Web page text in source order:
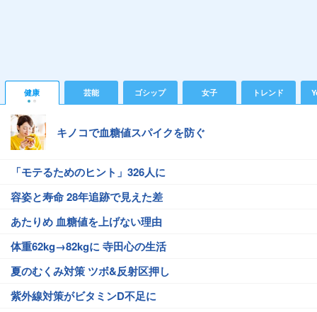
健康 芸能 ゴシップ 女子 トレンド
キノコで血糖値スパイクを防ぐ
「モテるためのヒント」326人に
容姿と寿命 28年追跡で見えた差
あたりめ 血糖値を上げない理由
体重62kg→82kgに 寺田心の生活
夏のむくみ対策 ツボ&反射区押し
紫外線対策がビタミンD不足に